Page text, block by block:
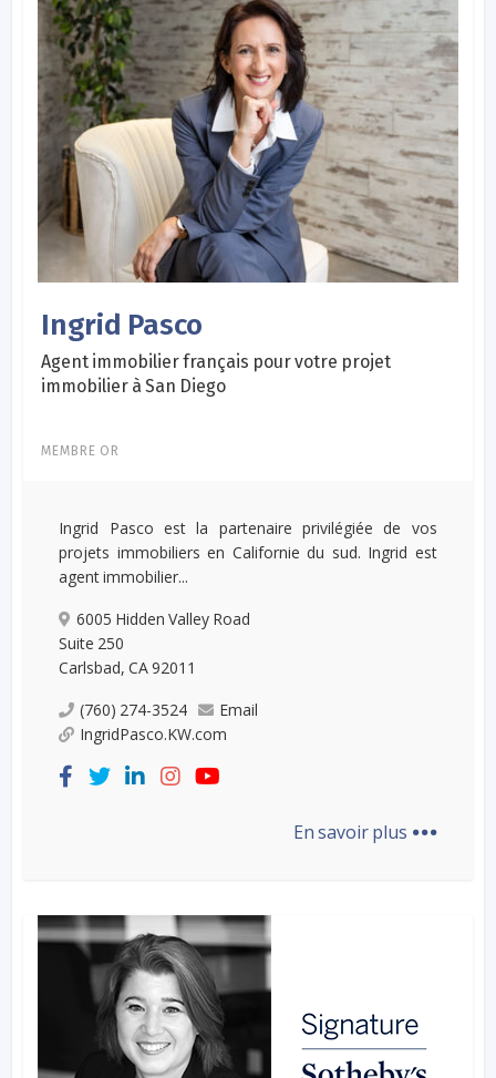
Ingrid Pasco
Agent immobilier français pour votre projet
immobilier à San Diego
MEMBRE OR
Ingrid Pasco est la partenaire privilégiée de vos
projets immobiliers en Californie du sud. Ingrid est
agent immobilier...
6005 Hidden Valley Road
Suite 250
Carlsbad, CA 92011
(760) 274-3524
Email
IngridPasco.KW.com
En savoir plus ...